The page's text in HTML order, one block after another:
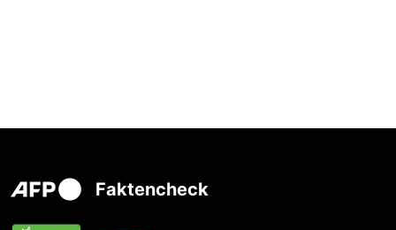
Faktencheck